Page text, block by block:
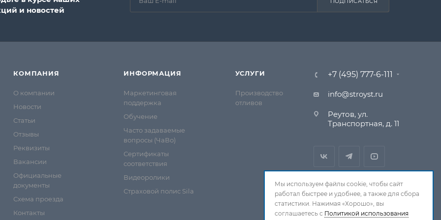
и новостей
КОМПАНИЯ
О компании
Новости
Статьи
Отзывы
Реквизиты
Вакансии
Официальные
документы
Схема проезда
Контакты
ИНФОРМАЦИЯ
Маркетинговая
поддержка
Обучение
Часто задаваемые
вопросы (ЧаВо)
Сертификаты
соответствия
Видеоролики
Страховой полис Sila
УСЛУГИ
Производство
отливов
+7 (495) 777-6-111
info@stroyst.ru
Реутов, ул.
Транспортная, д. 11
Мы используем файлы cookie, чтобы сайт
работал быстрее и удобнее, а также для сбора
статистики. Нажимая «Хорошо», вы
соглашаетесь с Политикой использования